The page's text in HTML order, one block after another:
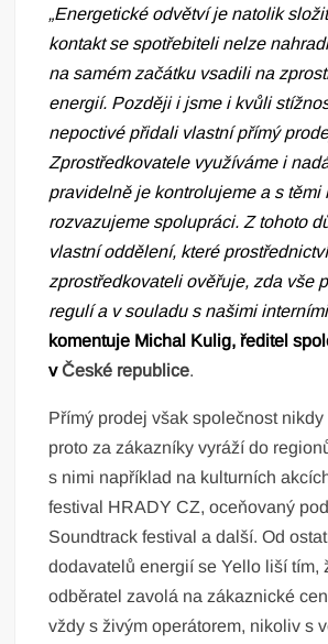
„Energetické odvětví je natolik
kontakt se spotřebiteli nelze
na samém začátku vsadili na
energií. Později i jsme i kvůli
nepoctivé přidali vlastní přímý
Zprostředkovatele využíváme i
pravidelně je kontrolujeme a s těmi
rozvazujeme spolupráci. Z tohoto
vlastní oddělení, které
zprostředkovateli ověřuje, zda vše
regulí a v souladu s našimi
komentuje Michal Kulig, ředitel
vČeské republice.
Přímý prodej však společnost nikdy
proto za zákazníky vyráží do
s nimi například na kulturních
festival HRADY CZ, oceňovaný
Soundtrack festival a další. Od
dodavatelů energií se Yello liší tím,
odběratel zavolá na zákaznické
vždy s živým operátorem, nikoliv s